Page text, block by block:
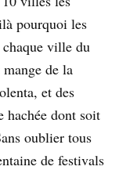
pourquoi les
chaque ville du
de la
et des
hachée dont soit
oublier tous
de festivals